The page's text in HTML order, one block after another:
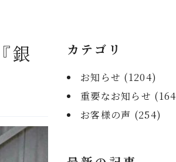
銀 カテゴリ
お知らせ (1204)
重要なお知らせ (164
お客様の声 (254)